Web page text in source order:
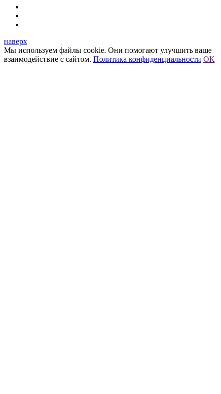
наверх
Мы используем файлы cookie. Они помогают улучшить ваше
взаимодействие с сайтом. Политика конфиденциальности ОК